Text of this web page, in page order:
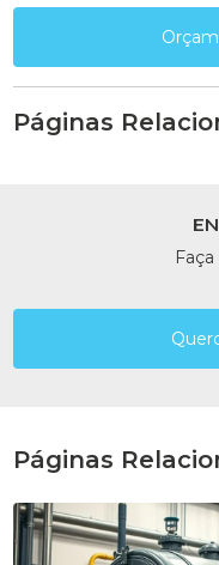
Páginas
Páginas